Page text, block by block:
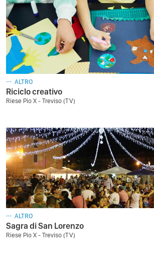
ALTRO
Riciclo creativo
Riese Pio X - Treviso (TV)
ALTRO
Sagra di San Lorenzo
Riese Pio X - Treviso (TV)